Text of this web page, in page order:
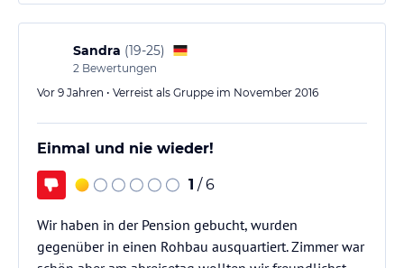
Sandra (19-25)
2 Bewertungen
Vor 9 Jahren • Verreist als Gruppe im November 2016
Einmal und nie wieder!
1 / 6
Wir haben in der Pension gebucht, wurden
gegenüber in einen Rohbau ausquartiert. Zimmer war